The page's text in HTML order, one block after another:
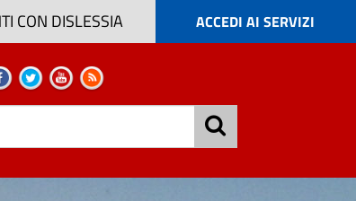
ACCEDI AI SERVIZI
CON DISLESSIA